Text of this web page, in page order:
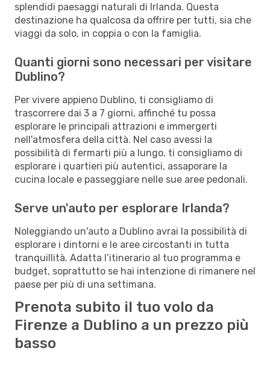
splendidi paesaggi naturali di Irlanda. Questa
destinazione ha qualcosa da offrire per tutti, sia che
viaggi da solo, in coppia o con la famiglia.
Quanti giorni sono necessari per visitare
Dublino?
Per vivere appieno Dublino, ti consigliamo di
trascorrere dai 3 a 7 giorni, affinché tu possa
esplorare le principali attrazioni e immergerti
nell'atmosfera della città. Nel caso avessi la
possibilità di fermarti più a lungo, ti consigliamo di
esplorare i quartieri più autentici, assaporare la
cucina locale e passeggiare nelle sue aree pedonali.
Serve un'auto per esplorare Irlanda?
Noleggiando un'auto a Dublino avrai la possibilità di
esplorare i dintorni e le aree circostanti in tutta
tranquillità. Adatta l’itinerario al tuo programma e
budget, soprattutto se hai intenzione di rimanere nel
paese per più di una settimana.
Prenota subito il tuo volo da
Firenze a Dublino a un prezzo più
basso